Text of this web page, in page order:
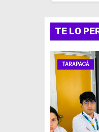
TE LO
TARAPACÁ